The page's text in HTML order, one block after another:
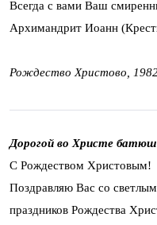
Всегда с вами Ваш
Архимандрит Иоанн
Рождество Христово,
Дорогой во Христе
С Рождеством Христовым!
Поздравляю Вас со
праздников Рождества